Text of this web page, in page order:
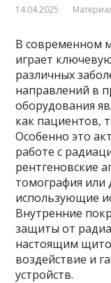
14.04.2025
В современном
играет
различных
направлений в
оборудования
как пациентов,
Особенно это
работе с
рентгеновские
томография или
использующие
Внутренние
защиты от
настоящим
воздействие и
устройств.